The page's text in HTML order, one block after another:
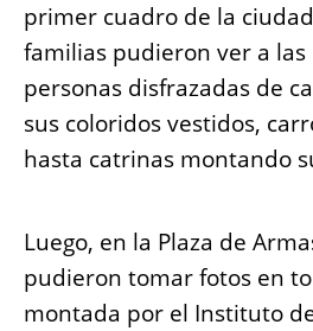
primer cuadro de la
familias pudieron ver a las
personas disfrazadas de
sus coloridos vestidos,
hasta catrinas montando
Luego, en la Plaza de
pudieron tomar fotos en
montada por el Instituto